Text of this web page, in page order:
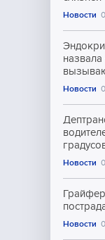
Новости
назвала
Новости
Новости
Новости